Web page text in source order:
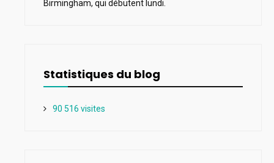
Birmingham, qui débutent lundi.
Statistiques du blog
90 516 visites